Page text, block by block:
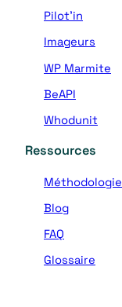
e
I
n
Pilot’in
Imageurs
WP Marmite
BeAPI
Whodunit
Ressources
Méthodologie
Blog
FAQ
Glossaire